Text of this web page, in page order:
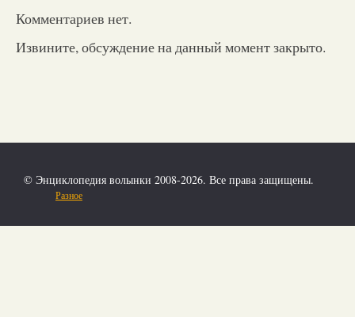
Комментариев нет.
Извините, обсуждение на данный момент закрыто.
© Энциклопедия волынки 2008-2026. Все права защищены.
Разное